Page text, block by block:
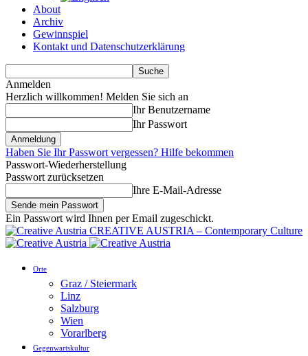
About
Archiv
Gewinnspiel
Kontakt und Datenschutzerklärung
Anmelden
Herzlich willkommen! Melden Sie sich an
Ihr Benutzername
Ihr Passwort
Haben Sie Ihr Passwort vergessen? Hilfe bekommen
Passwort-Wiederherstellung
Passwort zurücksetzen
Ihre E-Mail-Adresse
Ein Passwort wird Ihnen per Email zugeschickt.
CREATIVE AUSTRIA – Contemporary Culture
Orte
Graz / Steiermark
Linz
Salzburg
Wien
Vorarlberg
Gegenwartskultur